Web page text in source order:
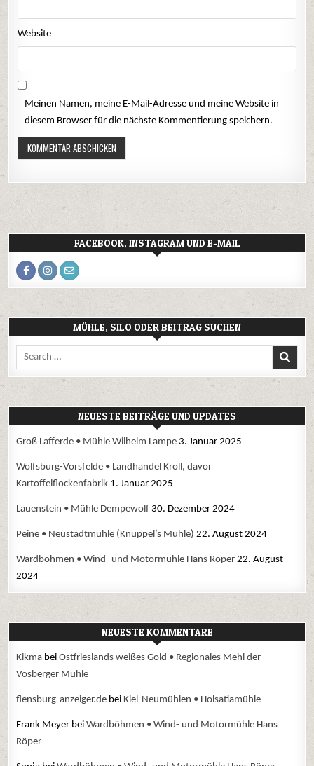
Website
Meinen Namen, meine E-Mail-Adresse und meine Website in
diesem Browser für die nächste Kommentierung speichern.
FACEBOOK, INSTAGRAM UND E-MAIL
MÜHLE, SILO ODER BEITRAG SUCHEN
Search
for:
NEUESTE BEITRÄGE UND UPDATES
Groß Lafferde • Mühle Wilhelm Lampe 3. Januar 2025
Wolfsburg-Vorsfelde • Landhandel Kroll, davor
Kartoffelflockenfabrik 1. Januar 2025
Lauenstein • Mühle Dempewolf 30. Dezember 2024
Peine • Neustadtmühle (Knüppel’s Mühle) 22. August 2024
Wardböhmen • Wind- und Motormühle Hans Röper 22. August
2024
NEUESTE KOMMENTARE
Kikma beiOstfrieslands weißes Gold • Regionales Mehl der
Vosberger Mühle
flensburg-anzeiger.de bei Kiel-Neumühlen • Holsatiamühle
Frank Meyer beiWardböhmen • Wind- und Motormühle Hans
Röper